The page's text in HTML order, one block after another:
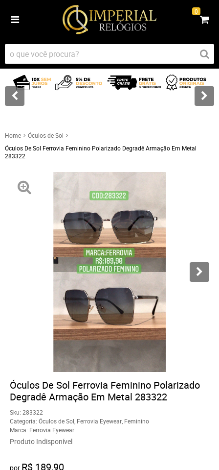
0
Home
Óculos de Sol
Óculos De Sol Ferrovia Feminino Polarizado Degradê Armação Em Metal
283322
Óculos De Sol Ferrovia Feminino Polarizado
Degradê Armação Em Metal 283322
Sku: 283322
Categoria: Óculos de Sol Ferrovia Eyewear Feminino
Marca: Ferrovia Eyewear
Produto Indisponível
por R$ 189,90